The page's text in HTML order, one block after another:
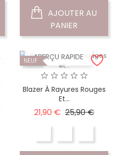
PANIER
APERÇU RAPIDE
NEUF
Blazer À Rayures Rouges
Et...
21,90 € Prix
25,90 €Prix